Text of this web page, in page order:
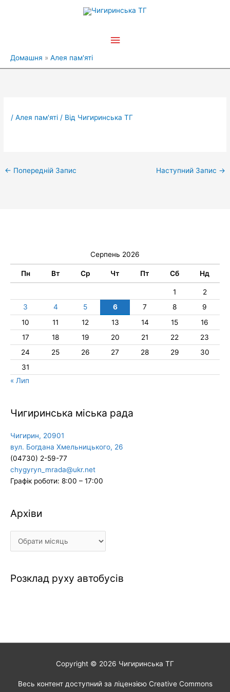
Головне
Домашня Алея пам'яті
/Алея пам'яті / Від Чигиринська ТГ
← Попередній Запис Наступний Запис →
Серпень 2026
Пн Вт Ср Чт Пт Сб Нд
1
2
3
4 5 6 7 8
9
10
11 12 13 14 15
16
17
18 19 20 21 22
23
24
25 26 27 28 29
30
31
« Лип
Чигиринська міська рада
Чигирин, 20901
вул. Богдана Хмельницького, 26
(04730) 2-59-77
chygyryn_mrada@ukr.net
Графік роботи: 8:00 – 17:00
Архіви
Архіви
Розклад руху автобусів
Copyright © 2026 Чигиринська ТГ
Весь контент доступний за ліцензією Creative Commons